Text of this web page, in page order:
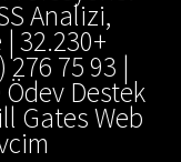
Analizi,
32.230+
276 75 93 |
Ödev Destek
Gates Web